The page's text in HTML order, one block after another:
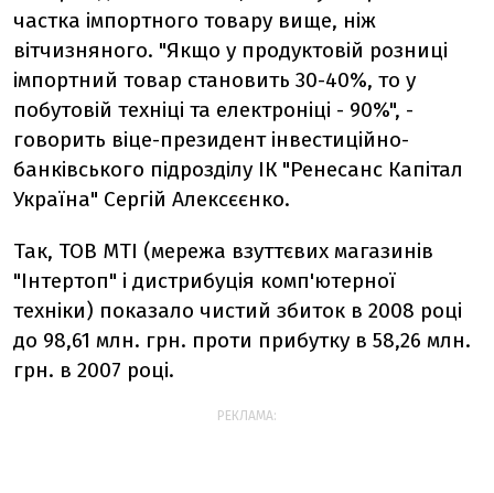
частка імпортного товару вище, ніж
вітчизняного. "Якщо у продуктовій розниці
імпортний товар становить 30-40%, то у
побутовій техніці та електроніці - 90%", -
говорить віце-президент інвестиційно-
банківського підрозділу ІК "Ренесанс Капітал
Україна" Сергій Алексєєнко.
Так, ТОВ MTI (мережа взуттєвих магазинів
"Інтертоп" і дистрибуція комп'ютерної
техніки) показало чистий збиток в 2008 році
до 98,61 млн. грн. проти прибутку в 58,26 млн.
грн. в 2007 році.
РЕКЛАМА: